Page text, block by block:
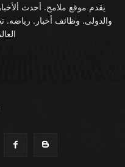
يقدم موقع ملامح. أحدث
والدولى. وظائف أخبار. رياضه.